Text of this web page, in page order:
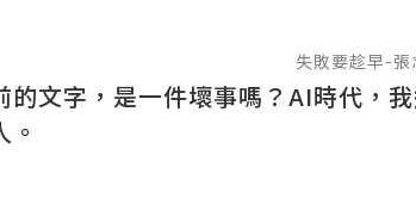
失敗要趁早-張
的文字，是一件壞事嗎？AI時代，